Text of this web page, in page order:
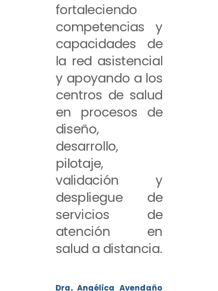
fortaleciendo
competencias y
capacidades de
la red asistencial
y apoyando a los
centros de salud
en procesos de
diseño,
desarrollo,
pilotaje,
validación y
despliegue de
servicios de
atención en
salud a distancia.
Dra. Angélica Avendaño